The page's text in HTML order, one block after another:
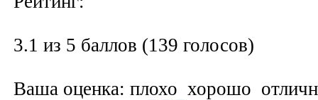
3.1 из 5 баллов (139 голосов)
Ваша оценка: плохо хорошо